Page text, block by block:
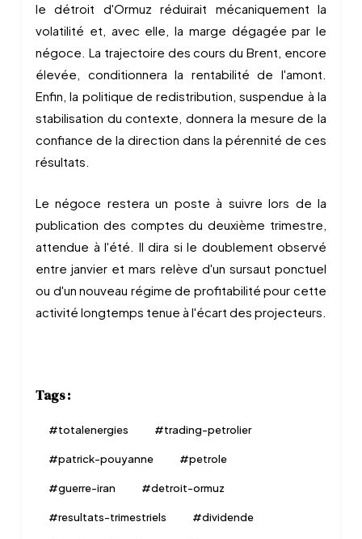
le détroit d'Ormuz réduirait mécaniquement la
volatilité et, avec elle, la marge dégagée par le
négoce. La trajectoire des cours du Brent, encore
élevée, conditionnera la rentabilité de l'amont.
Enfin, la politique de redistribution, suspendue à la
stabilisation du contexte, donnera la mesure de la
confiance de la direction dans la pérennité de ces
résultats.
Le négoce restera un poste à suivre lors de la
publication des comptes du deuxième trimestre,
attendue à l'été. Il dira si le doublement observé
entre janvier et mars relève d'un sursaut ponctuel
ou d'un nouveau régime de profitabilité pour cette
activité longtemps tenue à l'écart des projecteurs.
Tags :
#totalenergies #trading-petrolier
#patrick-pouyanne #petrole
#guerre-iran #detroit-ormuz
#resultats-trimestriels #dividende